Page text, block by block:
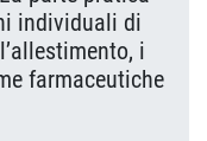
individuali di
i
farmaceutiche